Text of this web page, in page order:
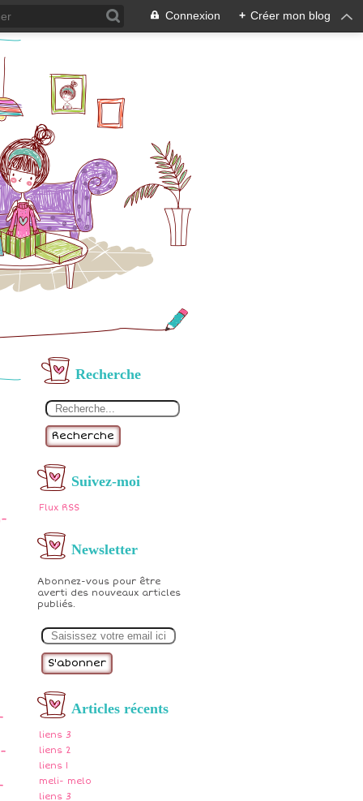
Connexion + Créer mon blog
Recherche
Recherche
Suivez-moi
Flux RSS
Newsletter
Abonnez-vous pour être
averti des nouveaux articles
publiés.
m
Articles récents
liens 3
liens 2
liens 1
meli- melo
liens 3